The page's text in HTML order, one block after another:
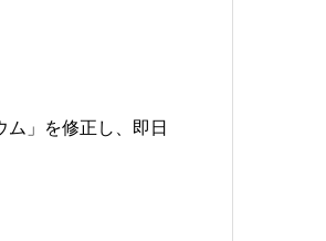
」を修正し、即日